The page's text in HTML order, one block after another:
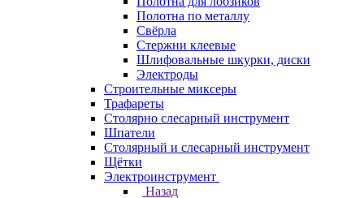
Полотна по металлу
Свёрла
Стержни клеевые
Шлифовальные шкурки, диски
Электроды
Строительные миксеры
Трафареты
Столярно слесарный инструмент
Шпатели
Столярный и слесарный инструмент
Щётки
Электроинструмент
Назад